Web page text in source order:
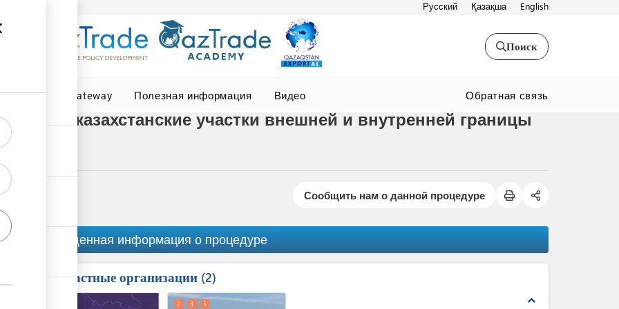
Русский Қазақша English
Поиск
Central Asia Gateway Полезная информация Видео Обратная связь
через казахстанские участки внешней и внутренней границы
ЕАЭС
Сообщить нам о данной процедуре
Обобщенная информация о процедуре
Причастные организации 2
expand_less
2 3 5